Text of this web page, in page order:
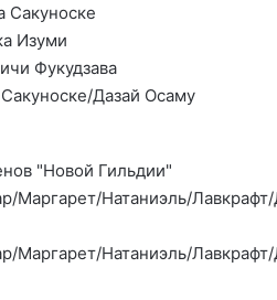
Сакуноске
Изуми
Фукудзава
Дазай Осаму
"Новой Гильдии"
Маргарет/Натаниэль/
Маргарет/Натаниэль/